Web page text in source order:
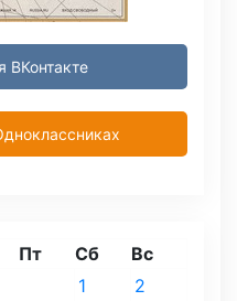
ВКонтакте
Пт Сб Вс
1
2